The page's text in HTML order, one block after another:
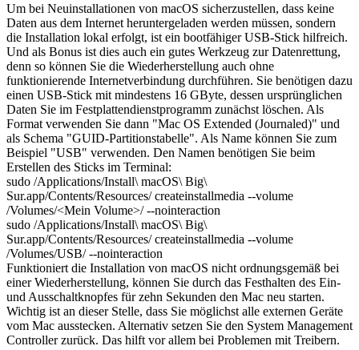
Um bei Neuinstallationen von macOS sicherzustellen, dass keine
Daten aus dem Internet heruntergeladen werden müssen, sondern
die Installation lokal erfolgt, ist ein bootfähiger USB-Stick hilfreich.
Und als Bonus ist dies auch ein gutes Werkzeug zur Datenrettung,
denn so können Sie die Wiederherstellung auch ohne
funktionierende Internetverbindung durchführen. Sie benötigen dazu
einen USB-Stick mit mindestens 16 GByte, dessen ursprünglichen
Daten Sie im Festplattendienst­programm zunächst löschen. Als
Format verwenden Sie dann "Mac OS Extended (Journaled)" und
als Schema "GUID-Partitionstabelle". Als Name können Sie zum
Beispiel "USB" verwenden. Den Namen benötigen Sie beim
Erstellen des Sticks im Terminal:
sudo /Applications/Install\ macOS\ Big\
Sur.app/Contents/Resources/ createinstallmedia --volume
/Volumes/<Mein Volume>/ --nointeraction
sudo /Applications/Install\ macOS\ Big\
Sur.app/Contents/Resources/ createinstallmedia --volume
/Volumes/USB/ --nointeraction
Funktioniert die Installation von macOS nicht ordnungsgemäß bei
einer Wiederherstellung, können Sie durch das Festhalten des Ein-
und Ausschaltknopfes für zehn Sekunden den Mac neu starten.
Wichtig ist an dieser Stelle, dass Sie möglichst alle externen Geräte
vom Mac ausstecken. Alternativ setzen Sie den System Management
Controller zurück. Das hilft vor allem bei Problemen mit Treibern.